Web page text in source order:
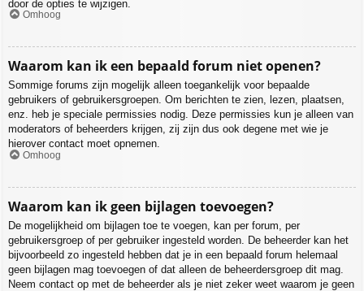
door de opties te wijzigen.
Omhoog
Waarom kan ik een bepaald forum niet openen?
Sommige forums zijn mogelijk alleen toegankelijk voor bepaalde
gebruikers of gebruikersgroepen. Om berichten te zien, lezen, plaatsen,
enz. heb je speciale permissies nodig. Deze permissies kun je alleen van
moderators of beheerders krijgen, zij zijn dus ook degene met wie je
hierover contact moet opnemen.
Omhoog
Waarom kan ik geen bijlagen toevoegen?
De mogelijkheid om bijlagen toe te voegen, kan per forum, per
gebruikersgroep of per gebruiker ingesteld worden. De beheerder kan het
bijvoorbeeld zo ingesteld hebben dat je in een bepaald forum helemaal
geen bijlagen mag toevoegen of dat alleen de beheerdersgroep dit mag.
Neem contact op met de beheerder als je niet zeker weet waarom je geen